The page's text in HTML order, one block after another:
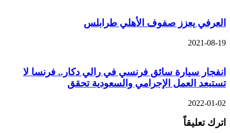
العرفي يعزز صفوف الأهلي طرابلس
2021-08-19
انفجار سيارة سائق فرنسي في رالي دكار.. فرنسا لا
تستبعد العمل الإجرامي والسعودية تحقق
2022-01-02
اترك تعليقاً